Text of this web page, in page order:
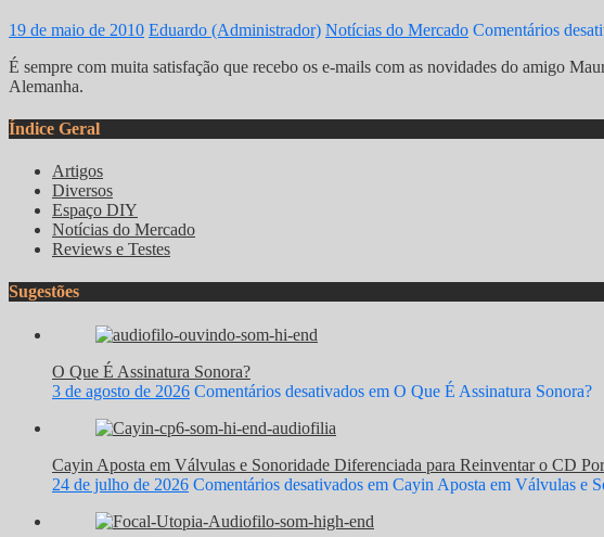
19 de maio de 2010 Eduardo (Administrador) Notícias do Mercado Comentários
É sempre com muita satisfação que recebo os e-mails com as novidades do amigo
Alemanha.
Índice Geral
Artigos
Diversos
Espaço DIY
Notícias do Mercado
Reviews e Testes
Sugestões
O Que É Assinatura Sonora?
3 de agosto de 2026 Comentários desativados em O Que É Assinatura Sonora?
Cayin Aposta em Válvulas e Sonoridade Diferenciada para Reinventar o CD
24 de julho de 2026 Comentários desativados em Cayin Aposta em Válvulas e